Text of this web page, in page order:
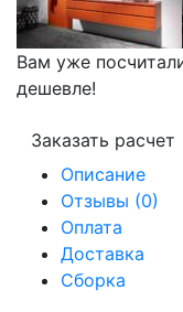
Вам уже
дешевле!
Заказать расчет
Описание
Отзывы (0)
Оплата
Доставка
Сборка